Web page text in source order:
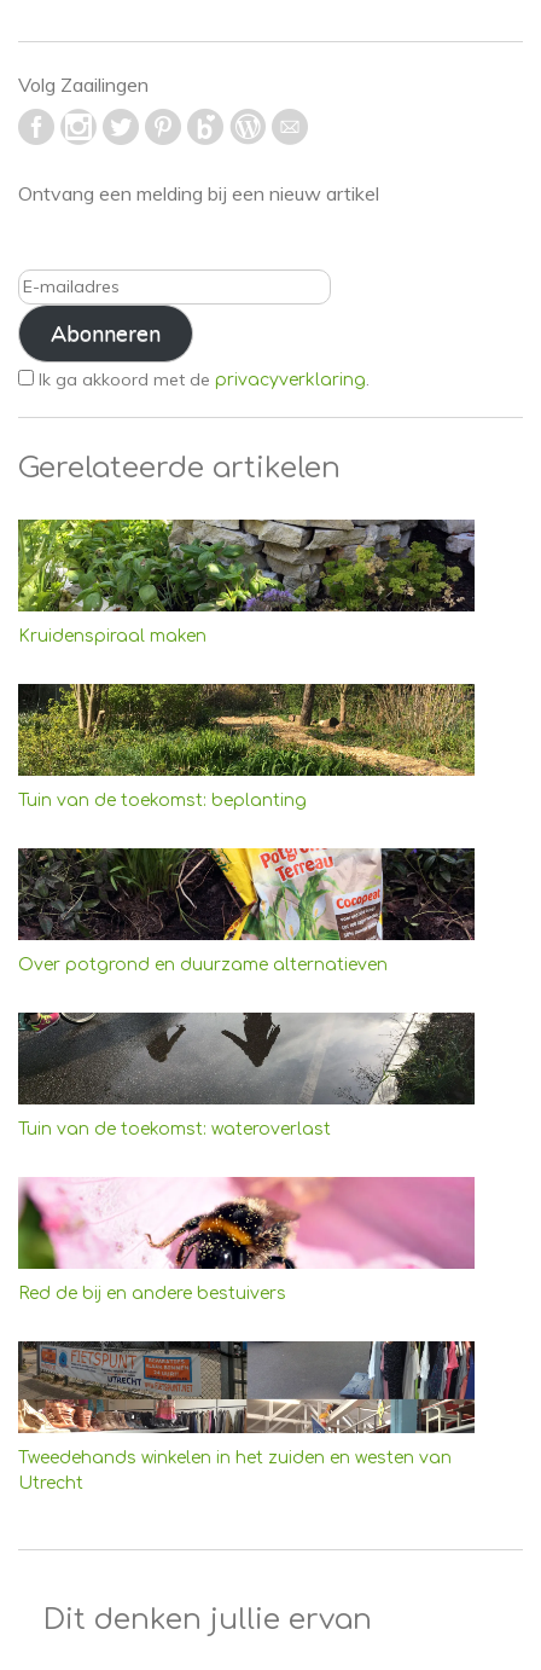
Volg Zaailingen
Ontvang een melding bij een nieuw artikel
E-
mailadresAbonneren
Ik ga akkoord met de privacyverklaring.
Gerelateerde artikelen
Kruidenspiraal maken
Tuin van de toekomst: beplanting
Over potgrond en duurzame alternatieven
Tuin van de toekomst: wateroverlast
Red de bij en andere bestuivers
Tweedehands winkelen in het zuiden en westen van
Utrecht
Dit denken jullie ervan